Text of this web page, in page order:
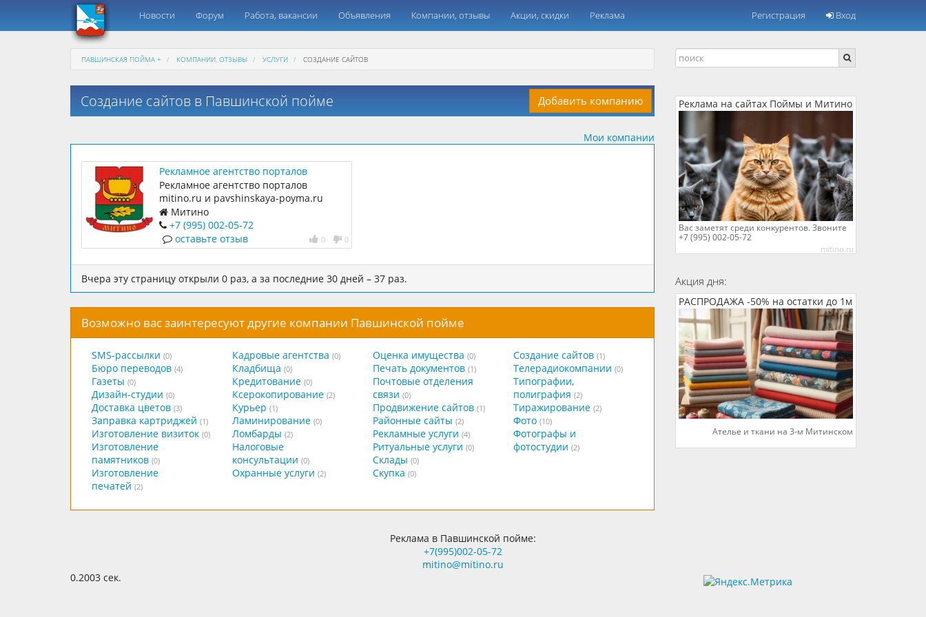
Регистрация Вход
Новости Форум Работа, вакансии Объявления Компании, отзывы Акции, скидки Реклама
ПАВШИНСКАЯ ПОЙМА + КОМПАНИИ, ОТЗЫВЫ УСЛУГИ СОЗДАНИЕ САЙТОВ
Создание сайтов в Павшинской пойме Добавить компанию
Мои компании
Рекламное агентство порталов
mitino.ru и pavshinskaya-poyma.ru
Рекламное агентство порталов
mitino.ru и pavshinskaya-poyma.ru
Митино
+7 (995) 002-05-72
0 0
оставьте отзыв
Вчера эту страницу открыли 0 раз, а за последние 30 дней – 37 раз.
Возможно вас заинтересуют другие компании Павшинской пойме
SMS-рассылки (0)
Бюро переводов (4)
Газеты (0)
Дизайн-студии (0)
Доставка цветов (3)
Заправка картриджей (1)
Изготовление визиток (0)
Изготовление
памятников (0)
Изготовление
печатей (2)
Кадровые агентства (0)
Кладбища (0)
Кредитование (0)
Ксерокопирование (2)
Курьер (1)
Ламинирование (0)
Ломбарды (2)
Налоговые
консультации (0)
Охранные услуги (2)
Оценка имущества (0)
Печать документов (1)
Почтовые отделения
связи (0)
Продвижение сайтов (1)
Районные сайты (2)
Рекламные услуги (4)
Ритуальные услуги (0)
Склады (0)
Скупка (0)
Создание сайтов (1)
Телерадиокомпании (0)
Типографии,
полиграфия (2)
Тиражирование (2)
Фото (10)
Фотографы и
фотостудии (2)
Реклама на сайтах Поймы и Митино
Вас заметят среди конкурентов. Звоните
+7 (995) 002-05-72
mitino.ru
Акция дня:
РАСПРОДАЖА -50% на остатки до 1м
Ателье и ткани на 3-м Митинском
Реклама в Павшинской пойме:
+7(995)002-05-72
mitino@mitino.ru
0.2003 сек.